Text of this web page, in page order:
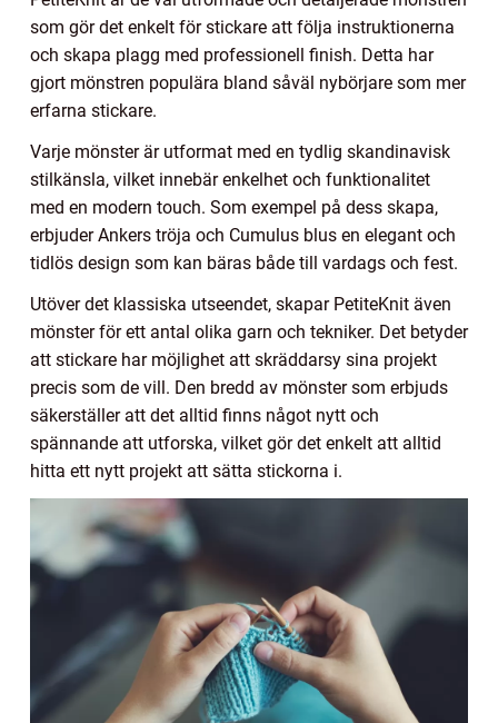
som gör det enkelt för stickare att följa instruktionerna
och skapa plagg med professionell finish. Detta har
gjort mönstren populära bland såväl nybörjare som mer
erfarna stickare.
Varje mönster är utformat med en tydlig skandinavisk
stilkänsla, vilket innebär enkelhet och funktionalitet
med en modern touch. Som exempel på dess skapa,
erbjuder Ankers tröja och Cumulus blus en elegant och
tidlös design som kan bäras både till vardags och fest.
Utöver det klassiska utseendet, skapar PetiteKnit även
mönster för ett antal olika garn och tekniker. Det betyder
att stickare har möjlighet att skräddarsy sina projekt
precis som de vill. Den bredd av mönster som erbjuds
säkerställer att det alltid finns något nytt och
spännande att utforska, vilket gör det enkelt att alltid
hitta ett nytt projekt att sätta stickorna i.